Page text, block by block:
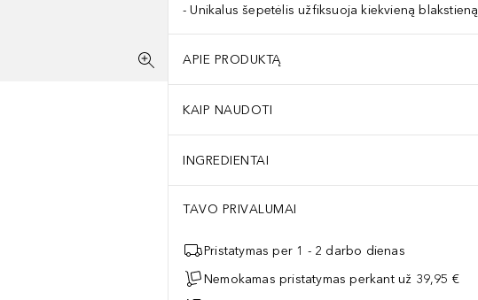
Unikalus šepetėlis užfiksuoja kiekvieną blakstieną
APIE PRODUKTĄ
KAIP NAUDOTI
INGREDIENTAI
TAVO PRIVALUMAI
Pristatymas per 1 - 2 darbo dienas
Nemokamas pristatymas perkant už 39,95 €